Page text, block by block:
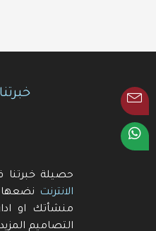
حصيلة خبرتنا
الانترنت نضعها
منشأتك او
التصاميم